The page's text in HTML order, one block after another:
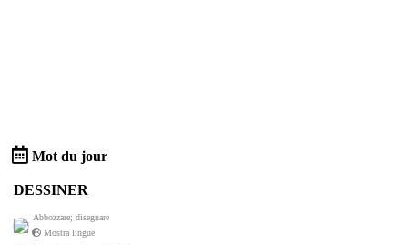
Mot du jour
DESSINER
Abbozzare; disegnare
Mostra lingue